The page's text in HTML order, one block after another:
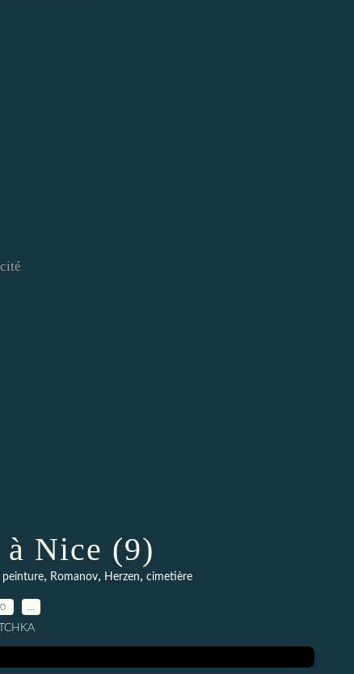
à Nice (9)
peinture, Romanov, Herzen, cimetière